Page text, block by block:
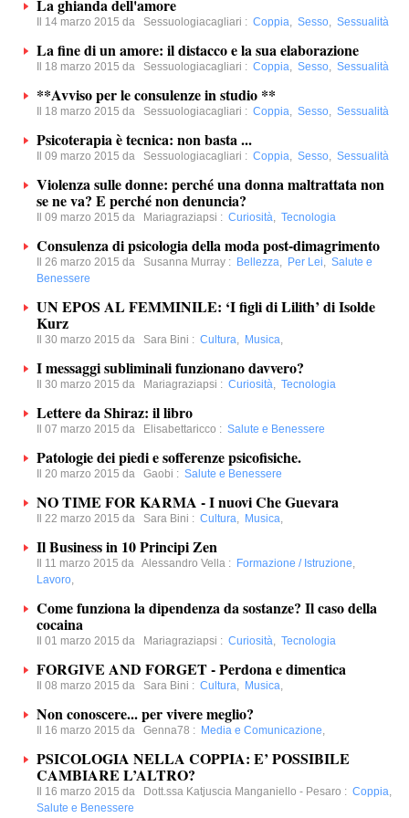
La ghianda dell'amore
Il 14 marzo 2015 da Sessuologiacagliari : Coppia, Sesso, Sessualità
La fine di un amore: il distacco e la sua elaborazione
Il 18 marzo 2015 da Sessuologiacagliari : Coppia, Sesso, Sessualità
**Avviso per le consulenze in studio **
Il 18 marzo 2015 da Sessuologiacagliari : Coppia, Sesso, Sessualità
Psicoterapia è tecnica: non basta ...
Il 09 marzo 2015 da Sessuologiacagliari : Coppia, Sesso, Sessualità
Violenza sulle donne: perché una donna maltrattata non
se ne va? E perché non denuncia?
Il 09 marzo 2015 da Mariagraziapsi : Curiosità, Tecnologia
Consulenza di psicologia della moda post-dimagrimento
Il 26 marzo 2015 da Susanna Murray : Bellezza, Per Lei, Salute e
Benessere
UN EPOS AL FEMMINILE: ‘I figli di Lilith’ di Isolde
Kurz
Il 30 marzo 2015 da Sara Bini : Cultura, Musica,
I messaggi subliminali funzionano davvero?
Il 30 marzo 2015 da Mariagraziapsi : Curiosità, Tecnologia
Lettere da Shiraz: il libro
Il 07 marzo 2015 da Elisabettaricco : Salute e Benessere
Patologie dei piedi e sofferenze psicofisiche.
Il 20 marzo 2015 da Gaobi : Salute e Benessere
NO TIME FOR KARMA - I nuovi Che Guevara
Il 22 marzo 2015 da Sara Bini : Cultura, Musica,
Il Business in 10 Principi Zen
Il 11 marzo 2015 da Alessandro Vella : Formazione / Istruzione,
Lavoro,
Come funziona la dipendenza da sostanze? Il caso della
cocaina
Il 01 marzo 2015 da Mariagraziapsi : Curiosità, Tecnologia
FORGIVE AND FORGET - Perdona e dimentica
Il 08 marzo 2015 da Sara Bini : Cultura, Musica,
Non conoscere... per vivere meglio?
Il 16 marzo 2015 da Genna78 : Media e Comunicazione,
PSICOLOGIA NELLA COPPIA: E’ POSSIBILE
CAMBIARE L’ALTRO?
Il 16 marzo 2015 da Dott.ssa Katjuscia Manganiello - Pesaro : Coppia,
Salute e Benessere